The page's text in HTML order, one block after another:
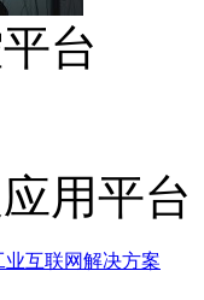
台
用平台
互联网解决方案